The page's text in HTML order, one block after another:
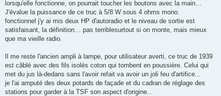
lorsqu'elle fonctionne, on pourrait toucher les boutons avec la main…
J'évalue la puissance de ce truc à 5/8 W sous 4 ohms mono.
fonctionnel j'y ai mis deux HP d'autoradio et le niveau de sortie est
satisfaisant, la définition… pas terriblesurtout si on monte, mais mieux
que ma vieille radio.
Il me reste l'ancien ampli à lampe, pour utilisateur averti, ce truc de 1939
est câblé avec des fils isolés coton qui tombent en poussière. Celui qui
met du jus là-dedans sans l'avoir refait va avoir un joli feu d'artifice...
je l'ai amputé des deux potards de façade et du cadran de réglage des
stations pour garder à la TSF son aspect d'origine...